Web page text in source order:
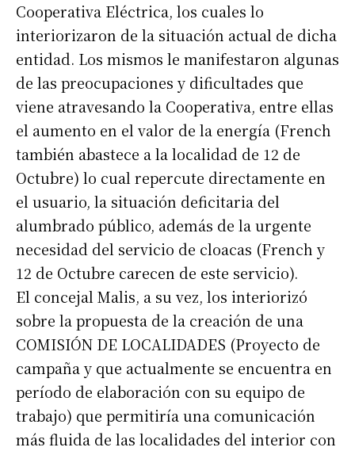
Cooperativa Eléctrica, los cuales lo
interiorizaron de la situación actual de dicha
entidad. Los mismos le manifestaron algunas
de las preocupaciones y dificultades que
viene atravesando la Cooperativa, entre ellas
el aumento en el valor de la energía (French
también abastece a la localidad de 12 de
Octubre) lo cual repercute directamente en
el usuario, la situación deficitaria del
alumbrado público, además de la urgente
necesidad del servicio de cloacas (French y
12 de Octubre carecen de este servicio).
El concejal Malis, a su vez, los interiorizó
sobre la propuesta de la creación de una
COMISIÓN DE LOCALIDADES (Proyecto de
campaña y que actualmente se encuentra en
período de elaboración con su equipo de
trabajo) que permitiría una comunicación
más fluida de las localidades del interior con